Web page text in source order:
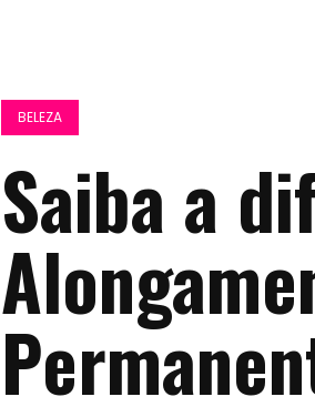
BELEZA
Saiba a